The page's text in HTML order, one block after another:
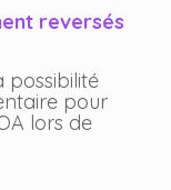
reversés
possibilité
pour
lors de